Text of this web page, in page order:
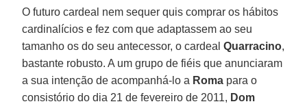
O futuro cardeal nem sequer quis comprar os hábitos
cardinalícios e fez com que adaptassem ao seu
tamanho os do seu antecessor, o cardealQuarracino,
bastante robusto. A um grupo de fiéis que anunciaram
a sua intenção de acompanhá-lo a Roma para o
consistório do dia 21 de fevereiro de 2011, Dom